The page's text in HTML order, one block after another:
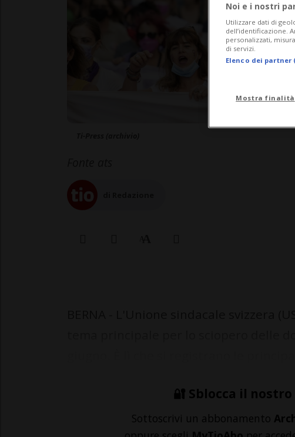
🔐 Sblocca il
Sottoscrivi un abbonamento
Noi e i nostri
Utilizzare dati di
dell’identificazione.
personalizzati,
di servizi.
Elenco dei
Mostra finalità